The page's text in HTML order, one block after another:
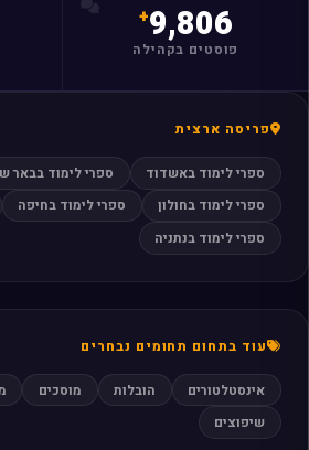
9,806
פוסטים בקהילה
פריסה ארצית
ספרי לימוד באשדוד
ספרי לימוד בבאר
ספרי לימוד בחולון
ספרי לימוד בחיפה
ספרי לימוד בנתניה
עוד בתחום תחומים נבחרים
אינסטלטורים הובלות מוסכים
שיפוצים